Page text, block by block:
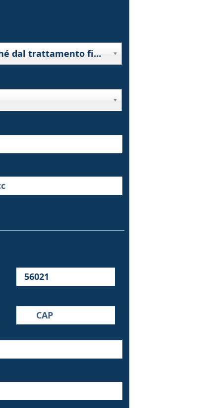
10000 - Rifiuti derivanti da prospezione, estrazione da miniera o cava, nonché dal trattamento fisico o chimico di minerali